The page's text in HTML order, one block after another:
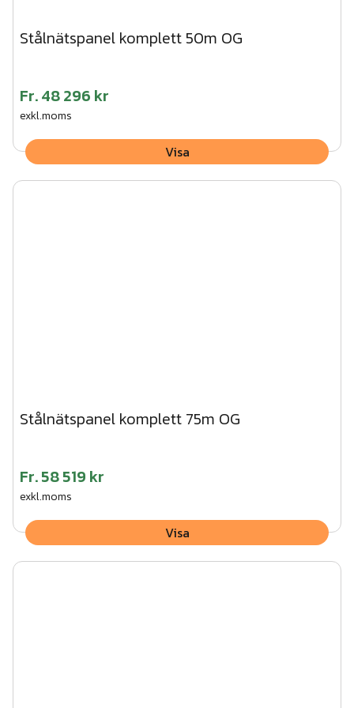
Stålnätspanel komplett 50m OG
Fr.48 296 kr
exkl.moms
Visa
Stålnätspanel komplett 75m OG
Fr.58 519 kr
exkl.moms
Visa